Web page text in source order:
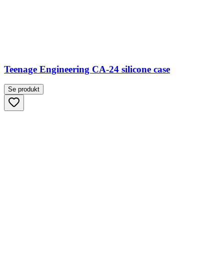
Teenage Engineering CA-24 silicone case
Se produkt